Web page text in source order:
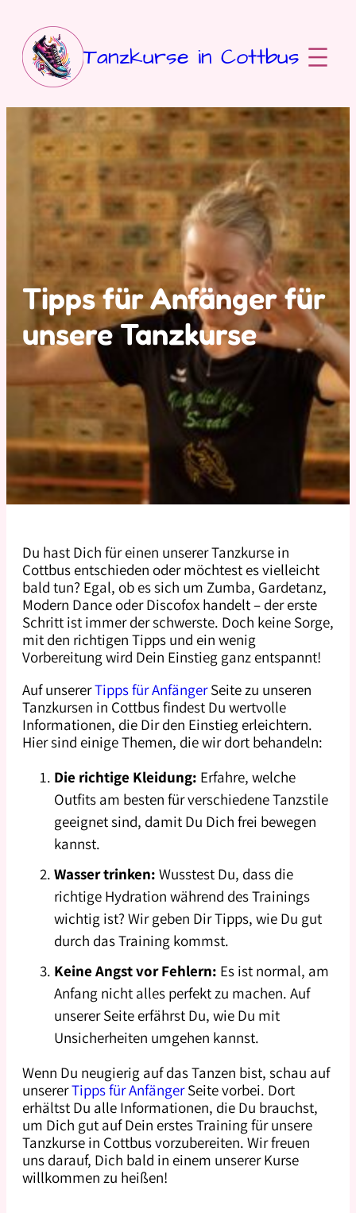
Inhalt
springen
Tanzkurse in Cottbus
Tipps für Anfänger für
unsere Tanzkurse
Du hast Dich für einen unserer Tanzkurse in
Cottbus entschieden oder möchtest es vielleicht
bald tun? Egal, ob es sich um Zumba, Gardetanz,
Modern Dance oder Discofox handelt – der erste
Schritt ist immer der schwerste. Doch keine Sorge,
mit den richtigen Tipps und ein wenig
Vorbereitung wird Dein Einstieg ganz entspannt!
Auf unsererTipps für AnfängerSeite zu unseren
Tanzkursen in Cottbus findest Du wertvolle
Informationen, die Dir den Einstieg erleichtern.
Hier sind einige Themen, die wir dort behandeln:
Die richtige Kleidung: Erfahre, welche
Outfits am besten für verschiedene Tanzstile
geeignet sind, damit Du Dich frei bewegen
kannst.
Wasser trinken: Wusstest Du, dass die
richtige Hydration während des Trainings
wichtig ist? Wir geben Dir Tipps, wie Du gut
durch das Training kommst.
Keine Angst vor Fehlern: Es ist normal, am
Anfang nicht alles perfekt zu machen. Auf
unserer Seite erfährst Du, wie Du mit
Unsicherheiten umgehen kannst.
Wenn Du neugierig auf das Tanzen bist, schau auf
unsererTipps für AnfängerSeite vorbei. Dort
erhältst Du alle Informationen, die Du brauchst,
um Dich gut auf Dein erstes Training für unsere
Tanzkurse in Cottbus vorzubereiten. Wir freuen
uns darauf, Dich bald in einem unserer Kurse
willkommen zu heißen!